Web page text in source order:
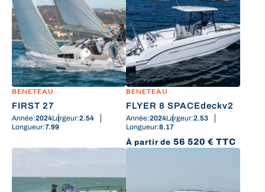
BENETEAU
FIRST 27
Année:2024Largeur:2.54
Longueur:7.99
BENETEAU
FLYER 8 SPACEdeckv2
Année:2024Largeur:2.53
Longueur:8.17
À partir de 56 520 € TTC